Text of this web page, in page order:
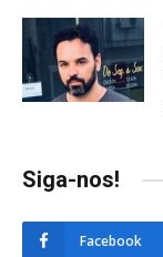
Siga-nos!
Facebook